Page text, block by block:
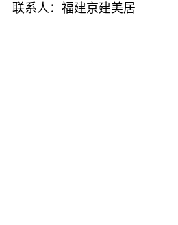
联系人：福建京建美居